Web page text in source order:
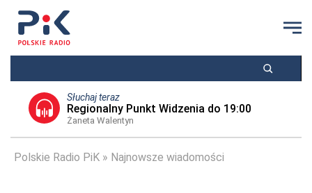
Słuchaj teraz
Regionalny Punkt Widzenia do 19:00
Żaneta Walentyn
Polskie Radio PiK Najnowsze wiadomości